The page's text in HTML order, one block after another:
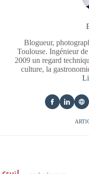
Blogueur,
Toulouse. Ingénieur
2009 un regard
culture, la